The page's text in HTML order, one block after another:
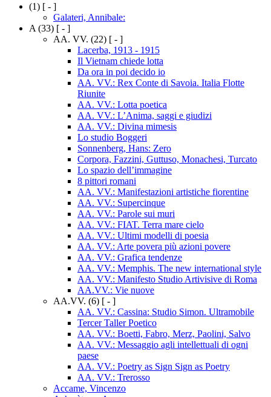
(1) [ - ]
Galateri, Annibale:
A (33) [ - ]
AA. VV. (22) [ - ]
Lacerba, 1913 - 1915
Il Vietnam chiede lotta
Da ora in poi decido io
AA. VV.: Rex Conte di Savoia. Italia Flotte
Riunite
AA. VV.: Lotta poetica
AA. VV.: L’Anima, saggi e giudizi
AA. VV.: Divina mimesis
Lo studio Boggeri
Sonnenberg, Hans: Zero
Corpora, Fazzini, Guttuso, Monachesi, Turcato
Lo spazio dell’immagine
8 pittori romani
AA. VV.: Manifestazioni artistiche fiorentine
AA. VV.: Supercinque
AA. VV.: Parole sui muri
AA. VV.: FIAT. Terra mare cielo
AA. VV.: Ultimi modelli di poesia
AA. VV.: Arte povera più azioni povere
AA. VV.: Grafica tendenze
AA. VV.: Memphis. The new international style
AA. VV.: Manifesto Studio Artivisive di Roma
AA.VV.: Vie nuove
AA.VV. (6) [ - ]
AA. VV.: Cassina: Studio Simon. Ultramobile
Tercer Taller Poetico
AA. VV.: Boetti, Fabro, Merz, Paolini, Salvo
AA. VV.: Messaggio agli intellettuali di ogni
paese
AA. VV.: Poetry as Sign Sign as Poetry
AA. VV.: Trerosso
Accame, Vincenzo